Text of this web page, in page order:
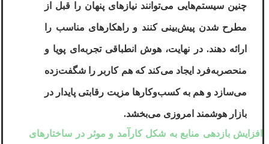
چنین سیستم‌هایی می‌توانند نیازهای پنهان را قبل از
مطرح شدن پیش‌بینی کنند و راهکارهای مناسب را
ارائه دهند. در نهایت، هوش انطباقی تجربه‌ای پویا و
منحصر‌به‌فرد ایجاد می‌کند که هم کاربر را شگفت‌زده
می‌سازد و هم به کسب‌وکارها مزیت رقابتی پایدار در
بازار هوشمند امروزی می‌بخشد.
افزایش بازدهی منابع به شکل کارآمد و موثر در ساختارهای